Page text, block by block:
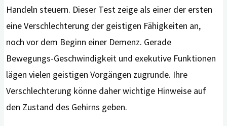
Handeln steuern. Dieser Test zeige als einer der ersten
eine Verschlechterung der geistigen Fähigkeiten an,
noch vor dem Beginn einer Demenz. Gerade
Bewegungs-Geschwindigkeit und exekutive Funktionen
lägen vielen geistigen Vorgängen zugrunde. Ihre
Verschlechterung könne daher wichtige Hinweise auf
den Zustand des Gehirns geben.